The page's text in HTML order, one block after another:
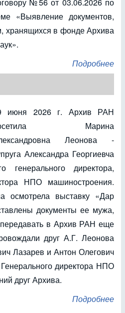
«Выявление документов,
хранящихся в фонде Архива
Подробнее
июня 2026 г. Архив РАН
Марина
Леонова -
Александра Георгиевча
генерального директора,
НПО машиностроения.
осмотрела выставку «Дар
документы ее мужа,
в Архив РАН еще
друг А.Г. Леонова
Лазарев и Антон Олегович
директора НПО
друг Архива.
Подробнее